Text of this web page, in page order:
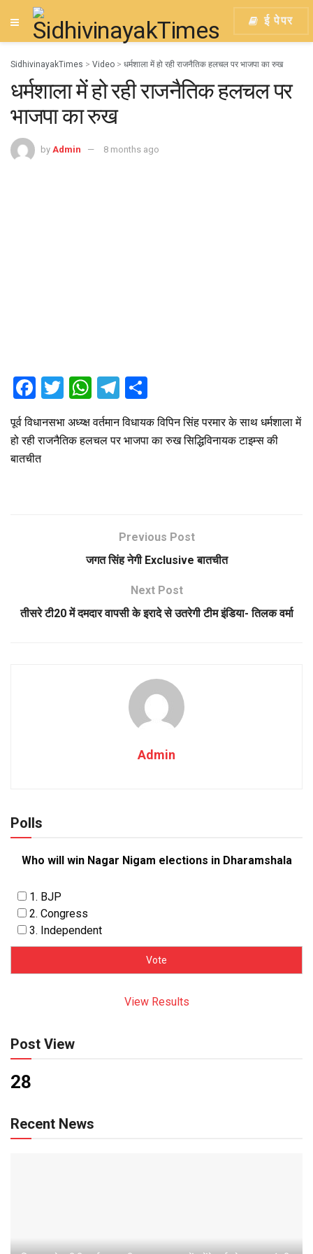
ई पेपर
SidhivinayakTimes > Video > धर्मशाला में हो रही राजनैतिक हलचल पर भाजपा का रुख
धर्मशाला में हो रही राजनैतिक हलचल पर
भाजपा का रुख
by Admin 8 months ago
F
ce
b
T
tt
W
h
at
T
el
e
h
ar
पूर्व विधानसभा अध्य्क्ष वर्तमान विधायक विपिन सिंह परमार के साथ धर्मशाला में
हो रही राजनैतिक हलचल पर भाजपा का रुख सिद्धिविनायक टाइम्स की
बातचीत
Previous Post
जगत सिंह नेगी Exclusive बातचीत
Next Post
तीसरे टी20 में दमदार वापसी के इरादे से उतरेगी टीम इंडिया- तिलक वर्मा
Admin
Polls
Who will win Nagar Nigam elections in Dharamshala
1. BJP
2. Congress
3. Independent
View Results
Post View
28
Recent News